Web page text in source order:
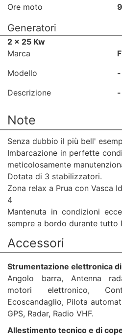
Ore moto
Generatori
2 x 25 Kw
Marca
Modello
-
Descrizione
-
Note
Senza dubbio il più bell'
Imbarcazione in perfette
meticolosamente
Dotata di 3 stabilizzatori.
Zona relax a Prua con Vasca
4
Mantenuta in condizioni
sempre a bordo durante tutto
Accessori
Strumentazione elettronica
Angolo barra, Antenna
motori elettronico,
Ecoscandaglio, Pilota
GPS, Radar, Radio VHF.
Allestimento tecnico e di